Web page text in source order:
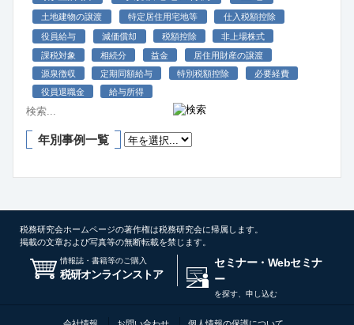
土地建物の譲渡 特定居住用宅地等 仕入税額控除
役員給与 減価償却 税額控除
非上場株式
課税対象
相続分 益金
居住用財産の譲渡
源泉徴収
定期同額給与 特別税額控除
必要経費
役員退職金
給与所得
年別事例一覧
税務研究会ホームページの著作権は税務研究会に帰属します。
掲載の文章および写真等の無断転載を禁じます。
情報誌・書籍等のご購入
税研オンラインストア
セミナー・Webセミナ
ー
を探す、申し込む